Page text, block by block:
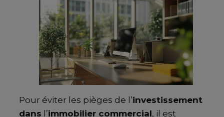
Pour éviter les pièges de l’investissement
dans l’immobilier commercial, il est